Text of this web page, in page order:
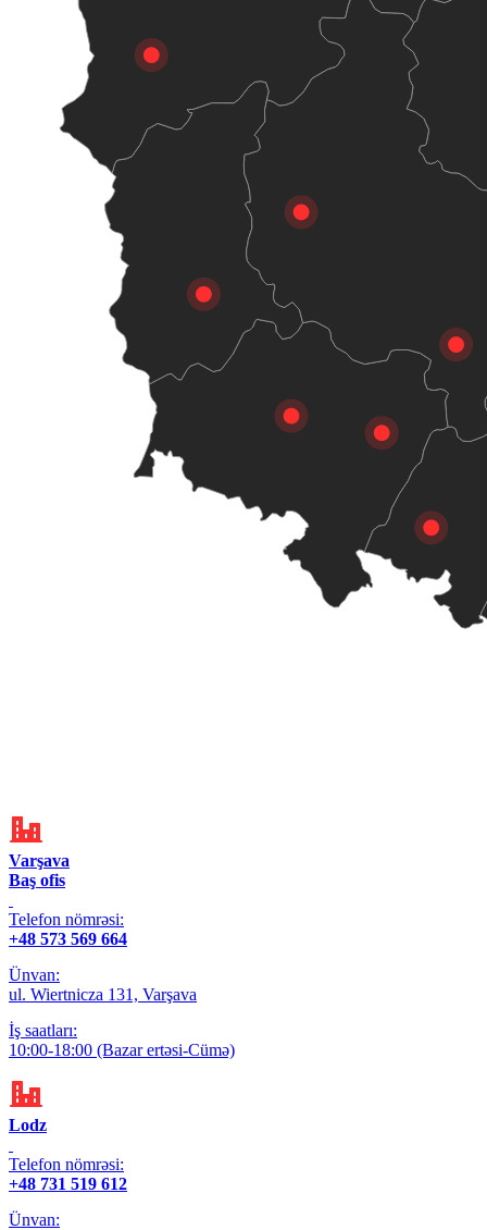
Varşava
Baş ofis
Telefon nömrəsi:
+48 573 569 664
Ünvan:
ul. Wiertnicza 131, Varşava
İş saatları:
10:00-18:00 (Bazar ertəsi-Cümə)
Lodz
Telefon nömrəsi:
+48 731 519 612
Ünvan: